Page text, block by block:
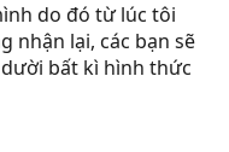
do đó từ lúc tôi
nhận lại, các bạn sẽ
dười bất kì hình thức